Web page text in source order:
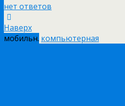
нет ответов
Наверх
мобильн. компьютерная